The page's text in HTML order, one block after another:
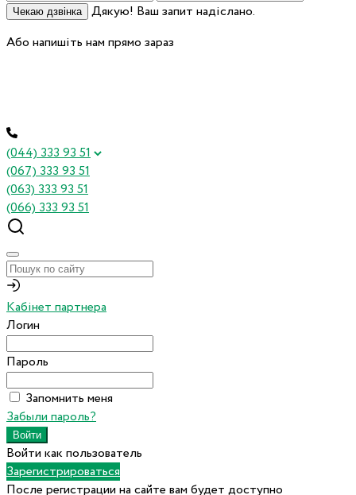
Чекаю дзвінка
Дякую! Ваш запит надіслано.
Або напишіть нам прямо зараз
(044) 333 93 51
(067) 333 93 51
(063) 333 93 51
(066) 333 93 51
Кабінет партнера
Логин
Пароль
Запомнить меня
Забыли пароль?
Войти как пользователь
Зарегистрироваться
После регистрации на сайте вам будет доступно